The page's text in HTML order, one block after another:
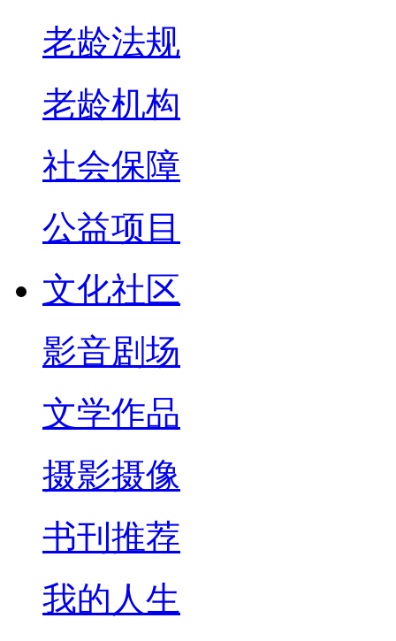
老龄法规
老龄机构
社会保障
公益项目
文化社区
影音剧场
文学作品
摄影摄像
书刊推荐
我的人生